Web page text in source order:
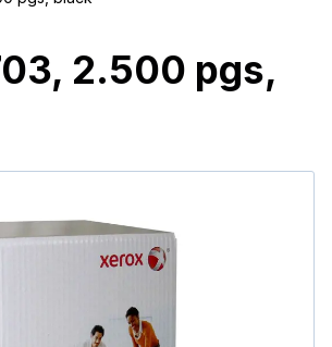
2.500 pgs,